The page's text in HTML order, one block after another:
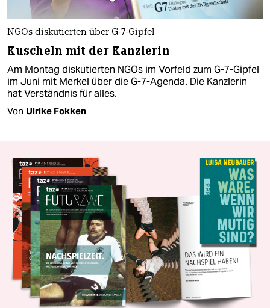
NGOs diskutierten über G-7-Gipfel
Kuscheln mit der Kanzlerin
Am Montag diskutierten NGOs im Vorfeld zum G-7-Gipfel
im Juni mit Merkel über die G-7-Agenda. Die Kanzlerin
hat Verständnis für alles.
Von Ulrike Fokken